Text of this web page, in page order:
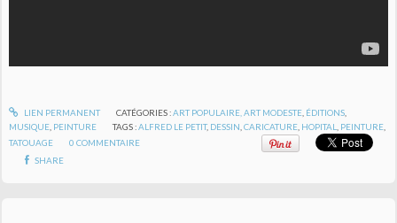
LIEN PERMANENT CATÉGORIES :ART POPULAIRE, ART MODESTE, ÉDITIONS,
MUSIQUE, PEINTURE TAGS :ALFRED LE PETIT, DESSIN,CARICATURE, HOPITAL, PEINTURE,
TATOUAGE
0 COMMENTAIRE
SHARE